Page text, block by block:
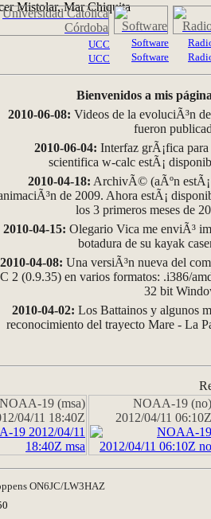
UCC
UCC
Software
Software
Bienvenidos a mis
2010-06-08: Videos de la evoluciÃ³n
fueron
2010-06-04: Interfaz grÃ¡fica
scientifica w-calc estÃ¡
2010-04-18: ArchivÃ© (aÃºn
de 2009. Ahora estÃ¡
los 3 primeros meses de
2010-04-15: Olegario Vica me enviÃ³
botadura de su kayak
2010-04-08: Una versiÃ³n nueva del
2 (0.9.35) en varios formatos: .i386/
32 bit
2010-04-02: Los Battainos y algunos
reconocimiento del trayecto Mare - La
NOAA-19 (msa)
04/11 18:40Z
NOAA-19 (no)
2012/04/11 06:10Z
ON6JC/LW3HAZ